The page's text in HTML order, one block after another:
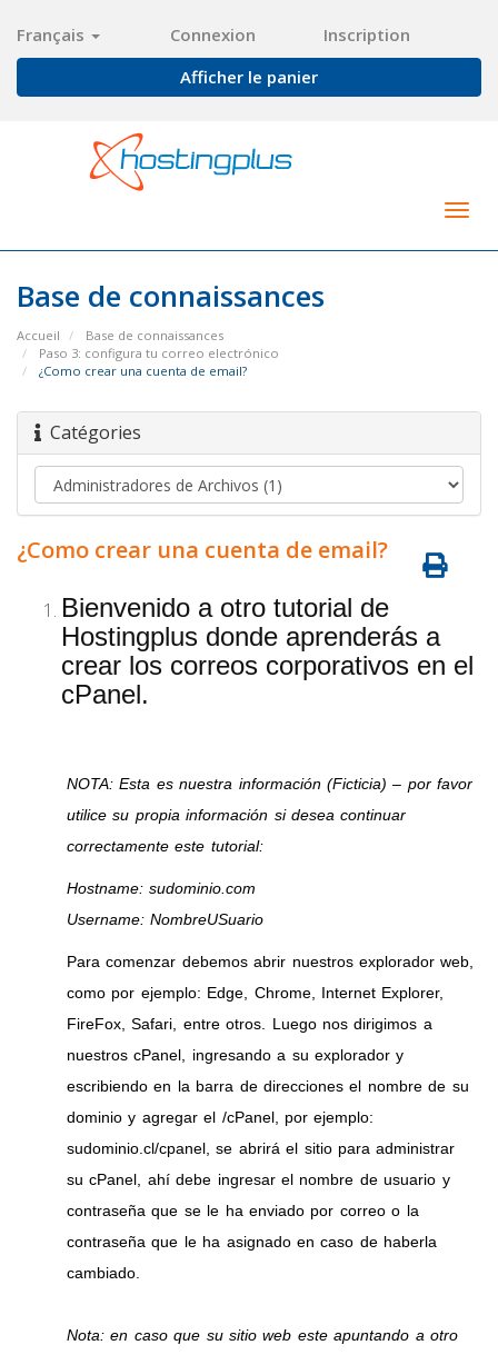
Français Connexion
Inscription
Afficher le panier
Base de connaissances
Accueil
Base de connaissances
Paso 3: configura tu correo electrónico
¿Como crear una cuenta de email?
Catégories
¿Como crear una cuenta de email?
Bienvenido a otro tutorial de
Hostingplus donde aprenderás a
crear los correos corporativos en el
cPanel.
NOTA: Esta es nuestra información (Ficticia) – por favor
utilice su propia información si desea continuar
correctamente este tutorial:
Hostname: sudominio.com
Username: NombreUSuario
Para comenzar debemos abrir nuestros explorador web,
como por ejemplo: Edge, Chrome, Internet Explorer,
FireFox, Safari, entre otros. Luego nos dirigimos a
nuestros cPanel, ingresando a su explorador y
escribiendo en la barra de direcciones el nombre de su
dominio y agregar el /cPanel, por ejemplo:
sudominio.cl/cpanel, se abrirá el sitio para administrar
su cPanel, ahí debe ingresar el nombre de usuario y
contraseña que se le ha enviado por correo o la
contraseña que le ha asignado en caso de haberla
cambiado.
Nota: en caso que su sitio web este apuntando a otro